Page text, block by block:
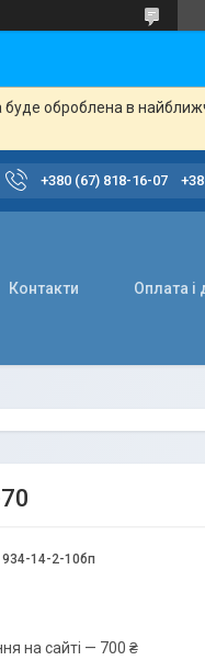
буде оброблена в
+380 (67) 818-16-07
Контакти Оплата і
934-14-2-10бп
на сайті — 700 ₴